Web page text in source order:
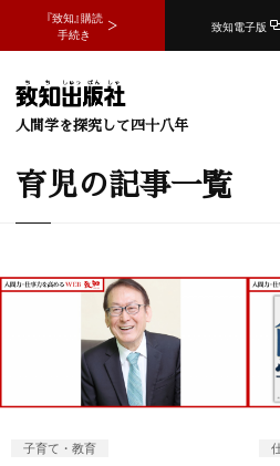
『致知』購読
手続き
致知電子版
人間学を探究して四十八年
育児の記事一覧
子育て・教育